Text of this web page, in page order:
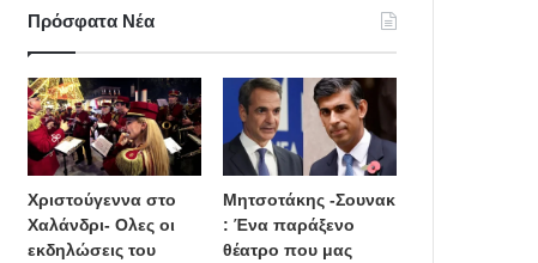
Πρόσφατα Νέα
Χριστούγεννα στο
Χαλάνδρι- Ολες οι
εκδηλώσεις του
Μητσοτάκης -Σουνακ
: Ένα παράξενο
θέατρο που μας